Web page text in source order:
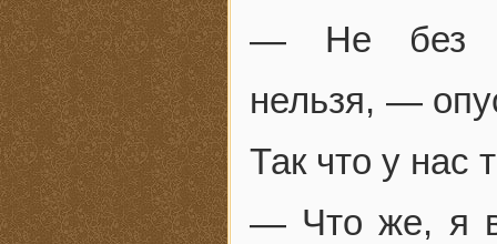
— Не без
нельзя, —
Так что у нас
— Что же, я